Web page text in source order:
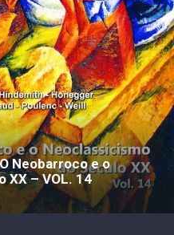
Neobarroco e o
XX – VOL. 14